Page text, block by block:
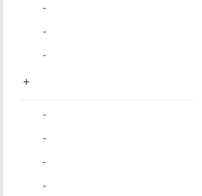
-
-
-
+
-
-
-
-